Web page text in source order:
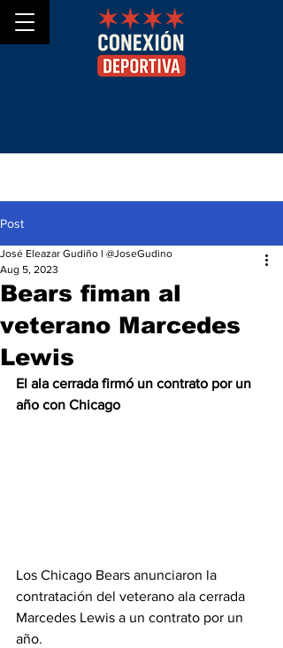
Post
Bears fiman al
veterano Marcedes
Lewis
José Eleazar Gudiño l @JoseGudino
Aug 5, 2023
El ala cerrada firmó un contrato por un
año con Chicago
Los Chicago Bears anunciaron la
contratación del veterano ala cerrada
Marcedes Lewis a un contrato por un
año.